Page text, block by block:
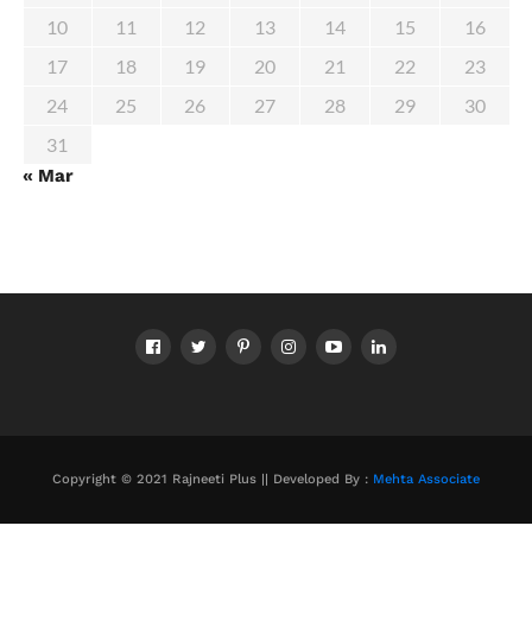
10
11 12 13 14 15
16
17
18 19 20 21 22
23
24
25 26 27 28 29
30
31
« Mar
Copyright © 2021 Rajneeti Plus || Developed By : Mehta Associate